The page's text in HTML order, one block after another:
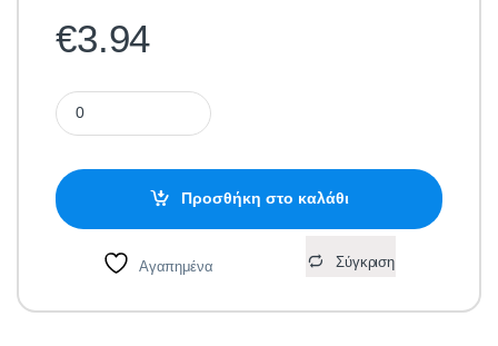
€3.94
Ραγοδιακόπτης Μονοπολικός 80A Elmark quantity
Προσθήκη στο καλάθι
Αγαπημένα Σύγκριση